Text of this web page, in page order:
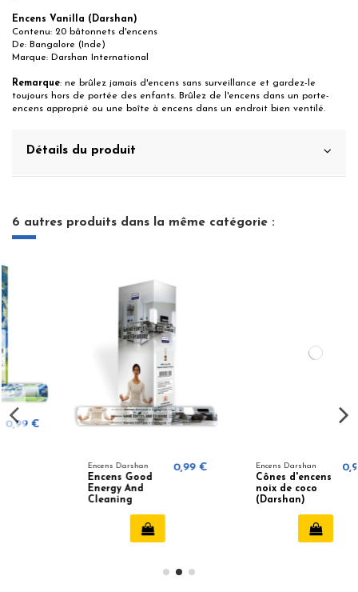
Encens Vanilla (Darshan)
Contenu: 20 bâtonnets d'encens
De: Bangalore (Inde)
Marque: Darshan International
Remarque: ne brûlez jamais d'encens sans surveillance et gardez-le
toujours hors de portée des enfants. Brûlez de l'encens dans un porte-
encens approprié ou une boîte à encens dans un endroit bien ventilé.
Détails du produit
6 autres produits dans la même catégorie :
Encens Darshan
Cônes d'encens
noix de coco
(Darshan)
0,95 € Encens Darshan
Encens Lily
(Darshan)